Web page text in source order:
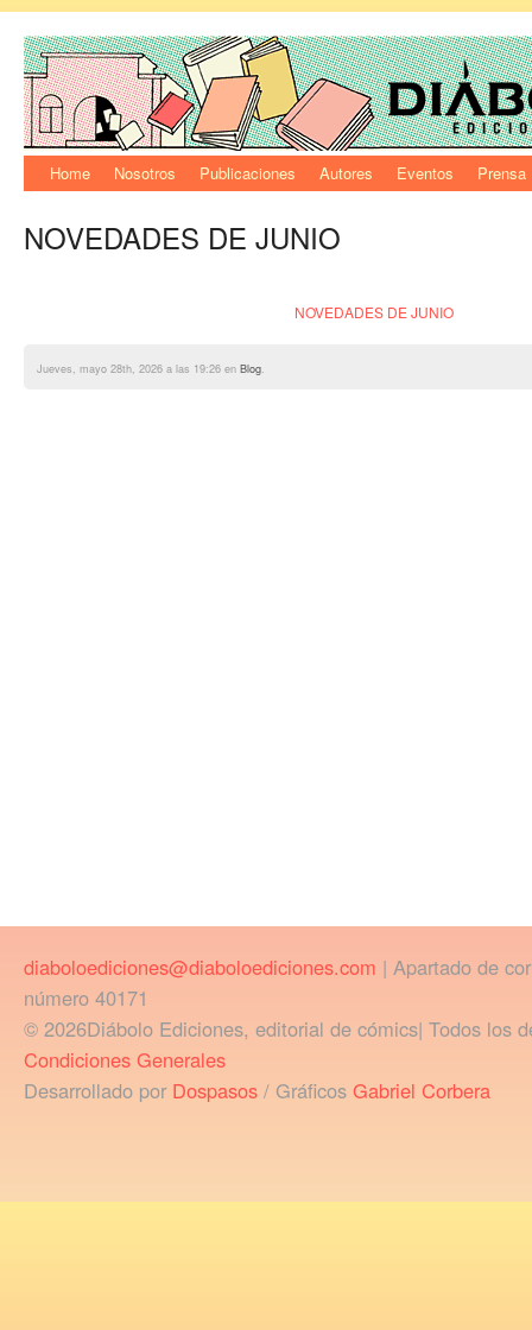
Home Nosotros Publicaciones Autores Eventos Prensa
NOVEDADES DE JUNIO
NOVEDADES DE JUNIO
Jueves, mayo 28th, 2026 a las 19:26 en Blog
diaboloediciones@diaboloediciones.com | Apartado de
número 40171
© 2026Diábolo Ediciones, editorial de cómics| Todos los
Condiciones Generales
Desarrollado por Dospasos / Gráficos Gabriel Corbera